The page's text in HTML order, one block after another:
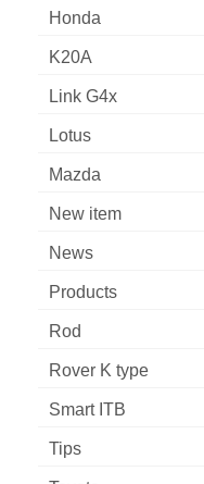
Honda
K20A
Link G4x
Lotus
Mazda
New item
News
Products
Rod
Rover K type
Smart ITB
Tips